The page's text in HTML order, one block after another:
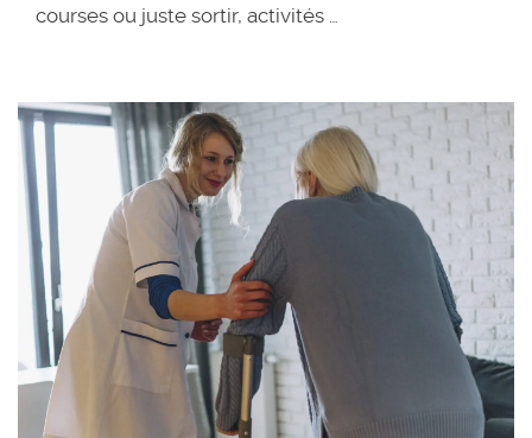
courses ou juste sortir, activités …